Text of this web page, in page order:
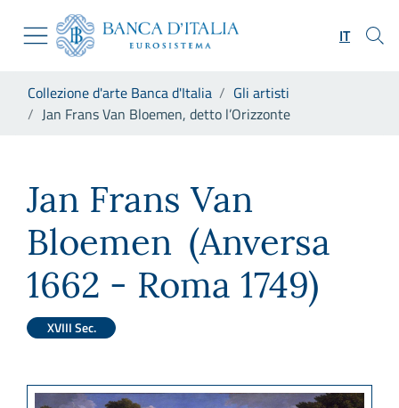
Skip to Main Content
Vai al sito istituzionale
Vai al menu di navigazione
Vai alla ricerca
Vai al footer
IT
Collezione d'arte Banca d'Italia
Gli artisti
Jan Frans Van Bloemen, detto l’Orizzonte
Jan Frans Van
Bloemen (Anversa
1662 - Roma 1749)
XVIII Sec.